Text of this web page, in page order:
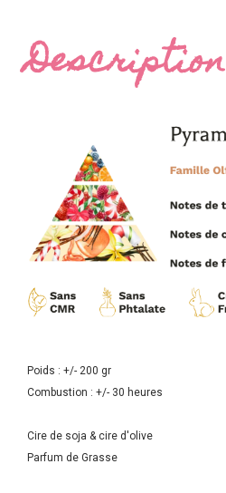
Description
Poids : +/- 200 gr
Combustion : +/- 30 heures
Cire de soja & cire d'olive
Parfum de Grasse